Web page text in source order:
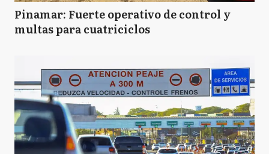
Pinamar: Fuerte operativo de control y
multas para cuatriciclos